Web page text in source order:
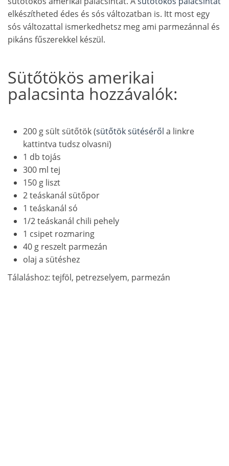
elkészítheted édes és sós változatban is. Itt most egy
sós változattal ismerkedhetsz meg ami parmezánnal és
pikáns fűszerekkel készül.
Sütőtökös amerikai
palacsinta hozzávalók:
200 g sült sütőtök (sütőtök sütéséről a linkre
kattintva tudsz olvasni)
1 db tojás
300 ml tej
150 g liszt
2 teáskanál sütőpor
1 teáskanál só
1/2 teáskanál chili pehely
1 csipet rozmaring
40 g reszelt parmezán
olaj a sütéshez
Tálaláshoz: tejföl, petrezselyem, parmezán